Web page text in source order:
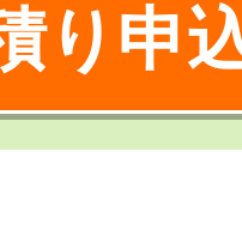
り申